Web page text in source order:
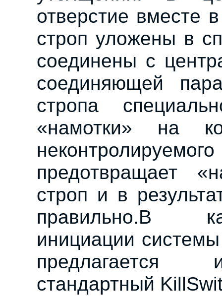
отверстие вместе
строп уложены в
соединены с
соединяющей
стропа
«намотки» на
предотвращает
строп и в
правильно.В
инициации
предлагается
стандартный